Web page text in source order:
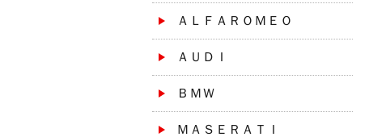
ＡＬＦＡＲＯＭＥＯ
ＡＵＤＩ
ＢＭＷ
ＭＡＳＥＲＡＴＩ